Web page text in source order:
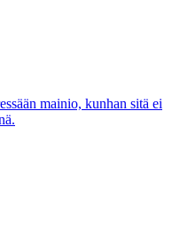
mainio, kunhan sitä ei